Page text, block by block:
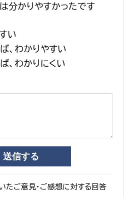
分かりやすかったです
い
、わかりやすい
、わかりにくい
たご意見・ご感想に対する回答